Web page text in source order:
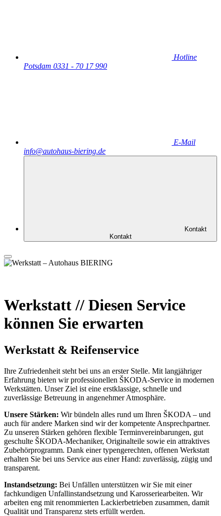
Hotline
Potsdam 0331 - 70 17 990
E-Mail
info@autohaus-biering.de
Kontakt
Kontakt
Werkstatt// Diesen Service
können Sie erwarten
Werkstatt & Reifenservice
Ihre Zufriedenheit steht bei uns an erster Stelle. Mit langjähriger
Erfahrung bieten wir professionellen ŠKODA-Service in modernen
Werkstätten. Unser Ziel ist eine erstklassige, schnelle und
zuverlässige Betreuung in angenehmer Atmosphäre.
Unsere Stärken: Wir bündeln alles rund um Ihren ŠKODA – und
auch für andere Marken sind wir der kompetente Ansprechpartner.
Zu unseren Stärken gehören flexible Terminvereinbarungen, gut
geschulte ŠKODA-Mechaniker, Originalteile sowie ein attraktives
Zubehörprogramm. Dank einer typengerechten, offenen Werkstatt
erhalten Sie bei uns Service aus einer Hand: zuverlässig, zügig und
transparent.
Instandsetzung: Bei Unfällen unterstützen wir Sie mit einer
fachkundigen Unfallinstandsetzung und Karosseriearbeiten. Wir
arbeiten eng mit renommierten Lackierbetrieben zusammen, damit
Qualität und Transparenz stets erfüllt werden.